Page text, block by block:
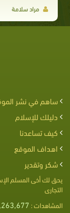
مراد سلامة
ساهم في نشر
دليلك للإسلام
كيف تساعدنا
اهداف الموقع
شكر وتقدير
يحق لك أخى المسلم
التجارى
المشاهدات :